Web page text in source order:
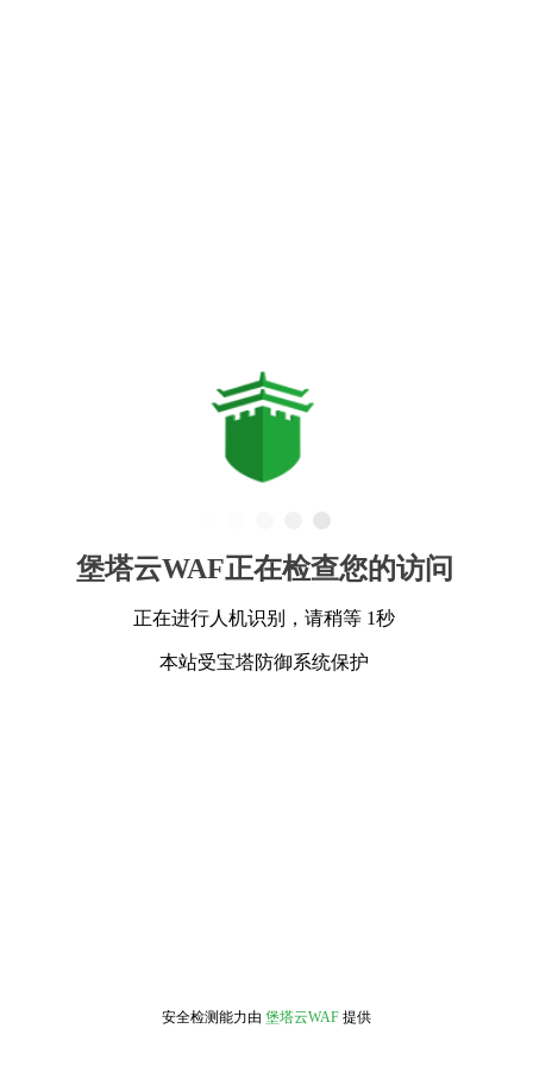
堡塔云WAF正在检查您的访问
正在进行人机识别，请稍等 1秒
本站受宝塔防御系统保护
安全检测能力由 堡塔云WAF 提供